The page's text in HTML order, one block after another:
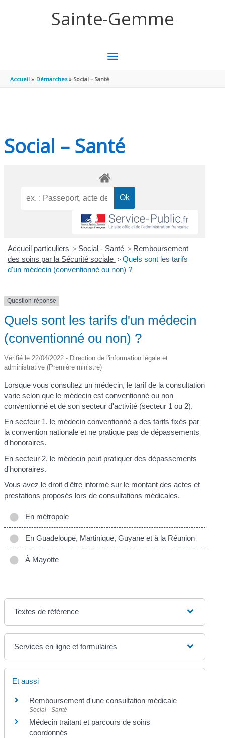
Sainte-Gemme
MENU
PRINCIPAL
Accueil Démarches Social – Santé
Social – Santé
Accueil particuliers > Social - Santé > Remboursement
des soins par la Sécurité sociale > Quels sont les tarifs
d'un médecin (conventionné ou non) ?
Question-réponse
Quels sont les tarifs d'un médecin
(conventionné ou non) ?
Vérifié le 22/04/2022 - Direction de l'information légale et
administrative (Première ministre)
Lorsque vous consultez un médecin, le tarif de la consultation
varie selon que le médecin estconventionné ou non
conventionné et de son secteur d'activité (secteur 1 ou 2).
En secteur 1, le médecin conventionné a des tarifs fixés par
la convention nationale et ne pratique pas de dépassements
d'honoraires.
En secteur 2, le médecin peut pratiquer des dépassements
d'honoraires.
Vous avez ledroit d'être informé sur le montant des actes et
prestations proposés lors de consultations médicales.
En métropole
En Guadeloupe, Martinique, Guyane et à la Réunion
À Mayotte
Textes de référence
Services en ligne et formulaires
Et aussi
Remboursement d'une consultation médicale
Social - Santé
Médecin traitant et parcours de soins
coordonnés